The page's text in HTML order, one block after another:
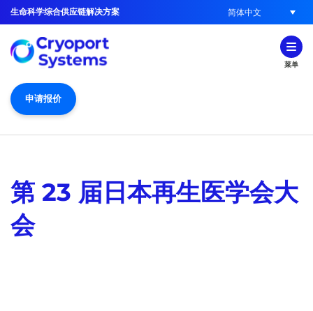
生命科学综合供应链解决方案 简体中文
菜单
申请报价
第 23 届日本再生医学会大
会